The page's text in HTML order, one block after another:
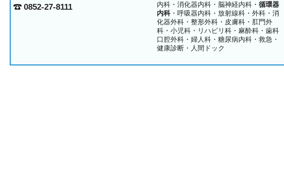
0852-27-8111 内科・消化器内科・脳神経内科・循環器
内科・呼吸器内科・放射線科・外科・消
化器外科・整形外科・皮膚科・肛門外
科・小児科・リハビリ科・麻酔科・歯科
口腔外科・婦人科・糖尿病内科・救急・
健康診断・人間ドック